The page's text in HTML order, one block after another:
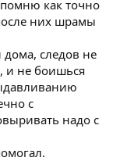
как точно
них шрамы
следов не
и не боишься
с
надо с